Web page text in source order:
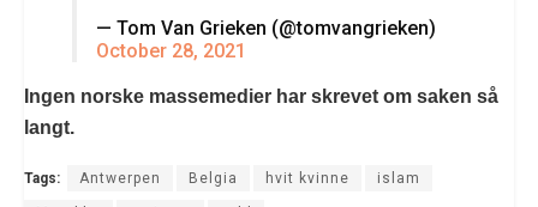
— Tom Van Grieken (@tomvangrieken)
October 28, 2021
Ingen norske massemedier har skrevet om saken så
langt.
Tags: Antwerpen Belgia hvit kvinne islam